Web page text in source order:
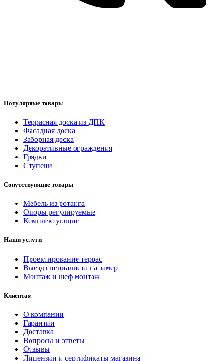
Популярные товары
Террасная доска из ДПК
Фасадная доска
Заборная доска
Декоративные ограждения
Грядки
Ступени
Сопутствующие товары
Мебель из ротанга
Опоры регулируемые
Комплектующие
Наши услуги
Проектирование террас
Выезд специалиста на замер
Монтаж и шеф монтаж
Клиентам
О компании
Гарантии
Доставка
Вопросы и ответы
Отзывы
Лицензии и сертификаты магазина